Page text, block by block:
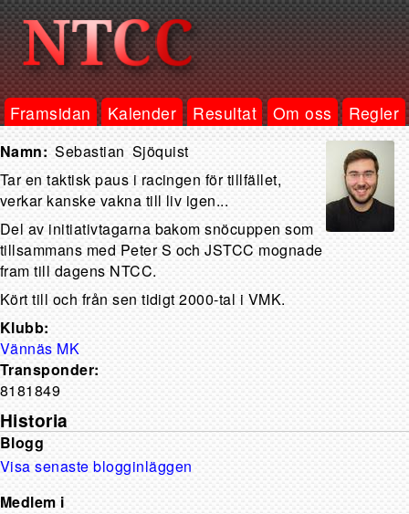
Framsidan Kalender Resultat Om oss Regler
Sebastian Sjöquist
Tar en taktisk paus i racingen för tillfället,
verkar kanske vakna till liv igen...
Del av initiativtagarna bakom snöcuppen som
tillsammans med Peter S och JSTCC mognade
fram till dagens NTCC.
Kört till och från sen tidigt 2000-tal i VMK.
Klubb:
Vännäs MK
Transponder:
8181849
Historia
Blogg
Visa senaste blogginläggen
Medlem i